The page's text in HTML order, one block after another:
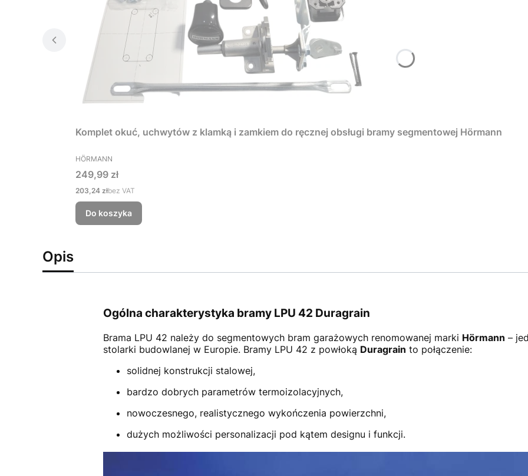
Komplet okuć, uchwytów z klamką i zamkiem do ręcznej obsługi bramy segmentowej Hörmann
PRODUCENT
HÖRMANN
Cena
249,99 zł
Cena
203,24 złbez VAT
Do koszyka
Opis
Ogólna charakterystyka bramy LPU 42 Duragrain
Brama LPU 42 należy do segmentowych bram garażowych renomowanej marki Hörmann –
stolarki budowlanej w Europie. Bramy LPU 42 z powłoką Duragrain to połączenie:
solidnej konstrukcji stalowej,
bardzo dobrych parametrów termoizolacyjnych,
nowoczesnego, realistycznego wykończenia powierzchni,
dużych możliwości personalizacji pod kątem designu i funkcji.